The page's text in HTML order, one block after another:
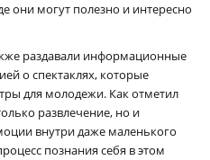
они могут полезно и интересно
раздавали информационные
о спектаклях, которые
для молодежи. Как отметил
развлечение, но и
внутри даже маленького
познания себя в этом